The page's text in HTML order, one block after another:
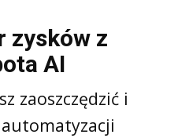
zysków z
AI
zaoszczędzić i